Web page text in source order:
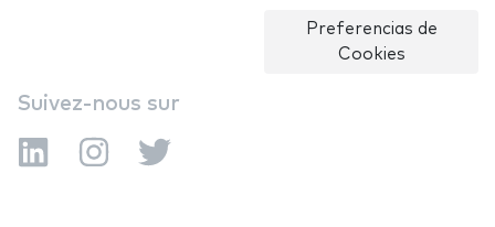
Preferencias de
Cookies
Suivez-nous sur